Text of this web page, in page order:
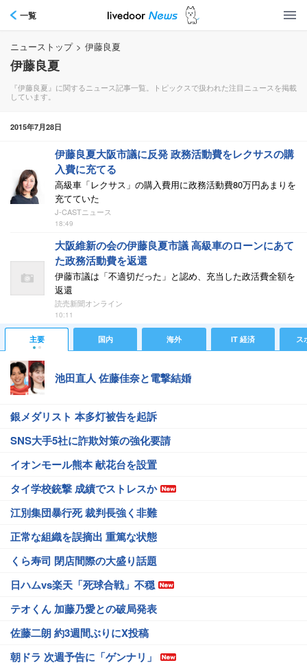
一覧
ニューストップ > 伊藤良夏
伊藤良夏
『伊藤良夏』に関するニュース記事一覧。トピックスで扱われた注目ニュースを掲載
しています。
2015年7月28日
伊藤良夏大阪市議に反発 政務活動費をレクサスの購
入費に充てる
高級車「レクサス」の購入費用に政務活動費80万円あまりを
充てていた
J-CASTニュース
18:49
大阪維新の会の伊藤良夏市議 高級車のローンにあて
た政務活動費を返還
伊藤市議は「不適切だった」と認め、充当した政活費全額を
返還
読売新聞オンライン
10:11
主要 国内 海外 IT 経済 ス
池田直人 佐藤佳奈と電撃結婚
銀メダリスト 本多灯被告を起訴
SNS大手5社に詐欺対策の強化要請
イオンモール熊本 献花台を設置
タイ学校銃撃 成績でストレスか
江別集団暴行死 裁判長強く非難
正常な組織を誤摘出 重篤な状態
くら寿司 閉店間際の大盛り話題
日ハムvs楽天「死球合戦」不穏
テオくん 加藤乃愛との破局発表
佐藤二朗 約3週間ぶりにX投稿
朝ドラ 次週予告に「ゲンナリ」